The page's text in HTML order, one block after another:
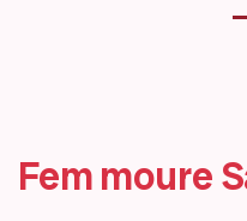
Fem moure